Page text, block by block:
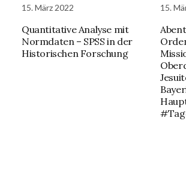
15. März 2022
Quantitative Analyse mit
Normdaten – SPSS in der
Historischen Forschung
15.